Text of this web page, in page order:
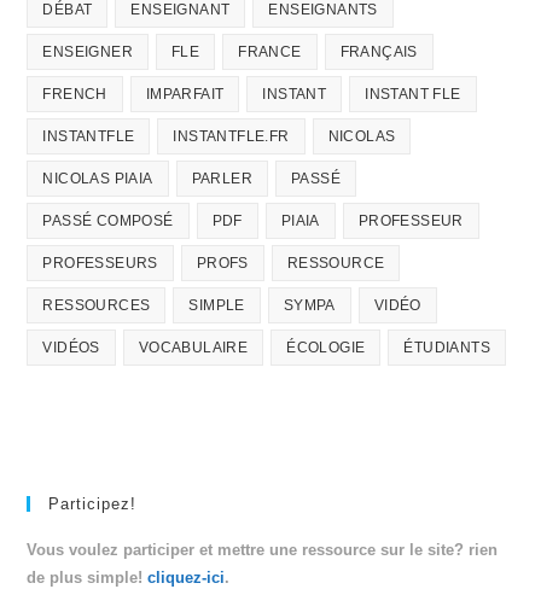
DÉBAT ENSEIGNANT ENSEIGNANTS
ENSEIGNER FLE FRANCE FRANÇAIS
FRENCH IMPARFAIT INSTANT INSTANT FLE
INSTANTFLE INSTANTFLE.FR NICOLAS
NICOLAS PIAIA PARLER PASSÉ
PASSÉ COMPOSÉ PDF PIAIA PROFESSEUR
PROFESSEURS PROFS RESSOURCE
RESSOURCES SIMPLE SYMPA VIDÉO
VIDÉOS VOCABULAIRE ÉCOLOGIE ÉTUDIANTS
Participez!
Vous voulez participer et mettre une ressource sur le site? rien
de plus simple!cliquez-ici.